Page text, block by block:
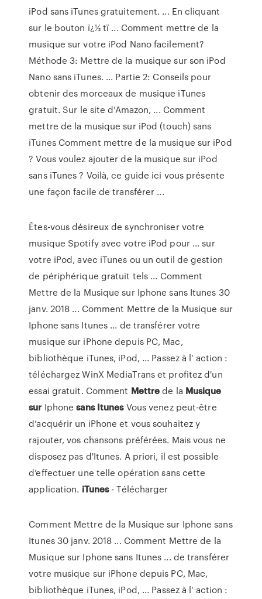
iPod sans iTunes gratuitement. ... En cliquant
sur le bouton ï¿½ tï ... Comment mettre de la
musique sur votre iPod Nano facilement?
Méthode 3: Mettre de la musique sur son iPod
Nano sans iTunes. ... Partie 2: Conseils pour
obtenir des morceaux de musique iTunes
gratuit. Sur le site d’Amazon, ... Comment
mettre de la musique sur iPod (touch) sans
iTunes Comment mettre de la musique sur iPod
? Vous voulez ajouter de la musique sur iPod
sans iTunes ? Voilà, ce guide ici vous présente
une façon facile de transférer ...
Êtes-vous désireux de synchroniser votre
musique Spotify avec votre iPod pour ... sur
votre iPod, avec iTunes ou un outil de gestion
de périphérique gratuit tels ... Comment
Mettre de la Musique sur Iphone sans Itunes 30
janv. 2018 ... Comment Mettre de la Musique sur
Iphone sans Itunes ... de transférer votre
musique sur iPhone depuis PC, Mac,
bibliothèque iTunes, iPod, ... Passez à l' action :
téléchargez WinX MediaTrans et profitez d'un
essai gratuit. Comment Mettrede la Musique
sur Iphonesans ItunesVous venez peut-être
d’acquérir un iPhone et vous souhaitez y
rajouter, vos chansons préférées. Mais vous ne
disposez pas d'Itunes. A priori, il est possible
d’effectuer une telle opération sans cette
application. iTunes- Télécharger
Comment Mettre de la Musique sur Iphone sans
Itunes 30 janv. 2018 ... Comment Mettre de la
Musique sur Iphone sans Itunes ... de transférer
votre musique sur iPhone depuis PC, Mac,
bibliothèque iTunes, iPod, ... Passez à l' action :